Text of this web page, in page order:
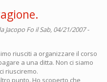
Jacopo Fo il Sab, 04/21/2007 -
riusciti a organizzare il corso
a una ditta. Non ci siamo
riusciremo.
punto. Ho scoperto che